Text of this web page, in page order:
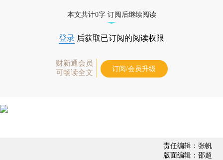
本文共计0字 订阅后继续阅读
登录 后获取已订阅的阅读权限
财新通会员
可畅读全文
订阅/会员升级
责任编辑：张帆
版面编辑：邵超